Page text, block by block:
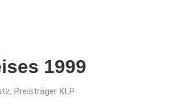
1999
, Preisträger KLP